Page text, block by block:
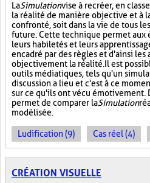
LaSimulationvise à recréer, en
la réalité de manière objective et à
confronté, soit dans la vie de tous
future. Cette technique permet aux
leurs habiletés et leurs
encadré par des règles et d'ainsi les
objectivement la réalité. Il est
outils médiatiques, tels qu'un
discussion a lieu et c'est à ce
sur ce qu'ils ont vécu émotivement.
permet de comparer laSimulation
modélisée.
Ludification (9) Cas réel (4)
CRÉATION VISUELLE